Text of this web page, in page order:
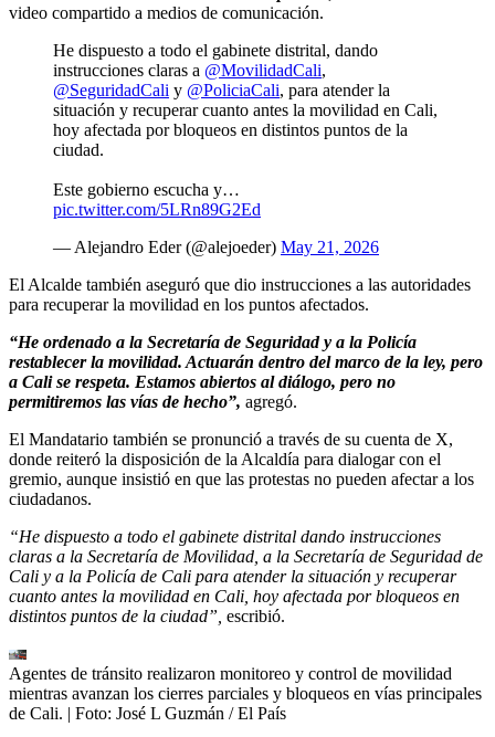
video compartido a medios de comunicación.
He dispuesto a todo el gabinete distrital, dando
instrucciones claras a @MovilidadCali,
@SeguridadCali y @PoliciaCali, para atender la
situación y recuperar cuanto antes la movilidad en Cali,
hoy afectada por bloqueos en distintos puntos de la
ciudad.
Este gobierno escucha y…
pic.twitter.com/5LRn89G2Ed
— Alejandro Eder (@alejoeder) May 21, 2026
El Alcalde también aseguró que dio instrucciones a las autoridades
para recuperar la movilidad en los puntos afectados.
“He ordenado a la Secretaría de Seguridad y a la Policía
restablecer la movilidad. Actuarán dentro del marco de la ley, pero
a Cali se respeta. Estamos abiertos al diálogo, pero no
permitiremos las vías de hecho”, agregó.
El Mandatario también se pronunció a través de su cuenta de X,
donde reiteró la disposición de la Alcaldía para dialogar con el
gremio, aunque insistió en que las protestas no pueden afectar a los
ciudadanos.
“He dispuesto a todo el gabinete distrital dando instrucciones
claras a la Secretaría de Movilidad, a la Secretaría de Seguridad de
Cali y a la Policía de Cali para atender la situación y recuperar
cuanto antes la movilidad en Cali, hoy afectada por bloqueos en
distintos puntos de la ciudad”, escribió.
Agentes de tránsito realizaron monitoreo y control de movilidad
mientras avanzan los cierres parciales y bloqueos en vías principales
de Cali. | Foto: José L Guzmán / El País